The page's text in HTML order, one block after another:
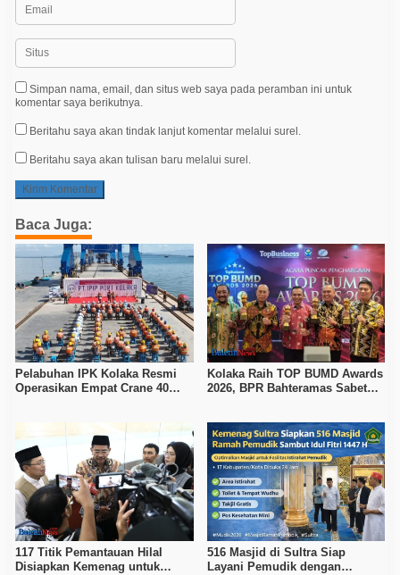
Simpan nama, email, dan situs web saya pada peramban ini untuk
komentar saya berikutnya.
Beritahu saya akan tindak lanjut komentar melalui surel.
Beritahu saya akan tulisan baru melalui surel.
Baca Juga:
Pelabuhan IPK Kolaka Resmi
Operasikan Empat Crane 40
Kolaka Raih TOP BUMD Awards
2026, BPR Bahteramas Sabet
117 Titik Pemantauan Hilal
Disiapkan Kemenag untuk
516 Masjid di Sultra Siap
Layani Pemudik dengan